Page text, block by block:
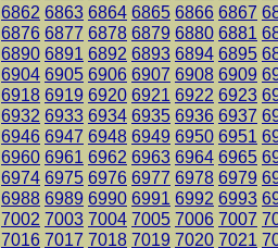
6862 6863 6864 6865 6866 6867
6876 6877 6878 6879 6880 6881
6890 6891 6892 6893 6894 6895
6904 6905 6906 6907 6908 6909
6918 6919 6920 6921 6922 6923
6932 6933 6934 6935 6936 6937
6946 6947 6948 6949 6950 6951
6960 6961 6962 6963 6964 6965
6974 6975 6976 6977 6978 6979
6988 6989 6990 6991 6992 6993
7002 7003 7004 7005 7006 7007
7016 7017 7018 7019 7020 7021